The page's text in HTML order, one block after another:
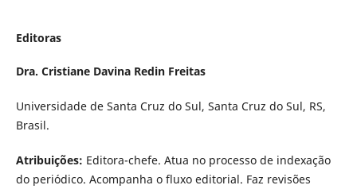
Editoras
Dra. Cristiane Davina Redin Freitas
Universidade de Santa Cruz do Sul, Santa Cruz do Sul, RS,
Brasil.
Atribuições: Editora-chefe. Atua no processo de indexação
do periódico. Acompanha o fluxo editorial. Faz revisões